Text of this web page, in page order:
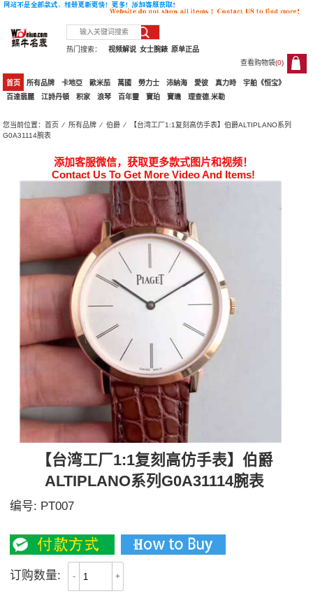
热门搜索： 原单正品
女士腕錶
视频解说
查看购物袋(0)
0
首页 所有品牌 卡地亞 歐米茄 萬國 勞力士 沛納海 愛彼 真力時
宇舶《恒宝》
百達翡麗
江詩丹頓 积家 浪琴 百年靈 寶珀 寶璣 理查德.米勒
您当前位置：首页 ⁄所有品牌 ⁄伯爵 ⁄ 【台湾工厂1:1复刻高仿手表】伯爵ALTIPLANO系列
G0A31114腕表
添加客服微信，获取更多款式图片和视频！
Contact Us To Get More Video And Items!
【台湾工厂1:1复刻高仿手表】伯爵
ALTIPLANO系列G0A31114腕表
编号: PT007
订购数量: - +